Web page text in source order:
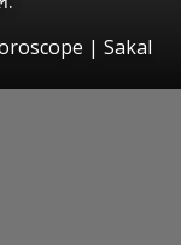
| Sakal